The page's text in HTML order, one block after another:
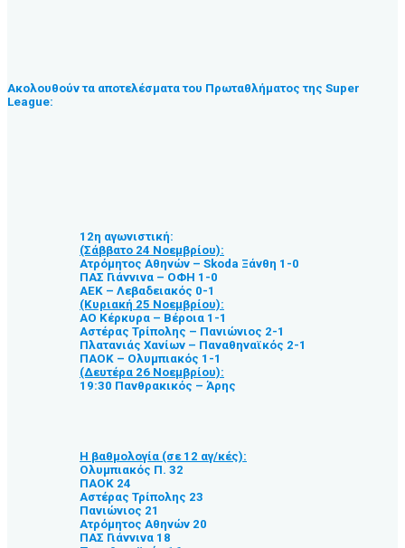
Ακολουθούν τα αποτελέσματα του Πρωταθλήματος της Super
League:
12η αγωνιστική:
(Σάββατο 24 Νοεμβρίου):
Ατρόμητος Αθηνών – Skoda Ξάνθη 1-0
ΠΑΣ Γιάννινα – ΟΦΗ 1-0
ΑΕΚ – Λεβαδειακός 0-1
(Κυριακή 25 Νοεμβρίου):
ΑΟ Κέρκυρα – Βέροια 1-1
Αστέρας Τρίπολης – Πανιώνιος 2-1
Πλατανιάς Χανίων – Παναθηναϊκός 2-1
ΠΑΟΚ – Ολυμπιακός 1-1
(Δευτέρα 26 Νοεμβρίου):
19:30 Πανθρακικός – Άρης
Η βαθμολογία (σε 12 αγ/κές):
Ολυμπιακός Π. 32
ΠΑΟΚ 24
Αστέρας Τρίπολης 23
Πανιώνιος 21
Ατρόμητος Αθηνών 20
ΠΑΣ Γιάννινα 18